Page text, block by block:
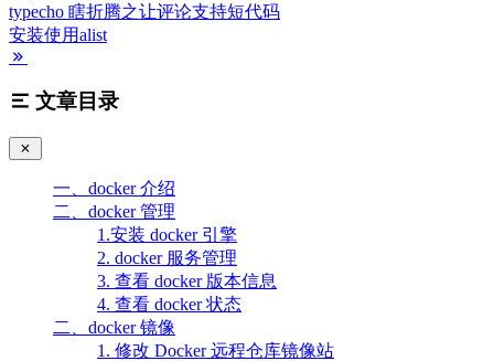
typecho 瞎折腾之让评论支持短代码
安装使用alist
文章目录
一、docker 介绍
二、docker 管理
1.安装 docker 引擎
2. docker 服务管理
3. 查看 docker 版本信息
4. 查看 docker 状态
二、docker 镜像
1. 修改 Docker 远程仓库镜像站